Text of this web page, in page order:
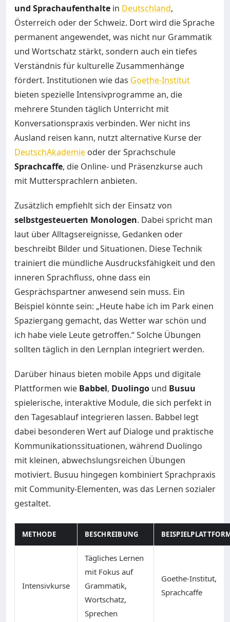
und Sprachaufenthalte in Deutschland,
Österreich oder der Schweiz. Dort wird die Sprache
permanent angewendet, was nicht nur Grammatik
und Wortschatz stärkt, sondern auch ein tiefes
Verständnis für kulturelle Zusammenhänge
fördert. Institutionen wie das Goethe-Institut
bieten spezielle Intensivprogramme an, die
mehrere Stunden täglich Unterricht mit
Konversationspraxis verbinden. Wer nicht ins
Ausland reisen kann, nutzt alternative Kurse der
DeutschAkademie oder der Sprachschule
Sprachcaffe, die Online- und Präsenzkurse auch
mit Muttersprachlern anbieten.
Zusätzlich empfiehlt sich der Einsatz von
selbstgesteuerten Monologen. Dabei spricht man
laut über Alltagsereignisse, Gedanken oder
beschreibt Bilder und Situationen. Diese Technik
trainiert die mündliche Ausdrucksfähigkeit und den
inneren Sprachfluss, ohne dass ein
Gesprächspartner anwesend sein muss. Ein
Beispiel könnte sein: „Heute habe ich im Park einen
Spaziergang gemacht, das Wetter war schön und
ich habe viele Leute getroffen.“ Solche Übungen
sollten täglich in den Lernplan integriert werden.
Darüber hinaus bieten mobile Apps und digitale
Plattformen wie Babbel, Duolingo und Busuu
spielerische, interaktive Module, die sich perfekt in
den Tagesablauf integrieren lassen. Babbel legt
dabei besonderen Wert auf Dialoge und praktische
Kommunikationssituationen, während Duolingo
mit kleinen, abwechslungsreichen Übungen
motiviert. Busuu hingegen kombiniert Sprachpraxis
mit Community-Elementen, was das Lernen sozialer
gestaltet.
METHODE BESCHREIBUNG
Intensivkurse
Tägliches Lernen
mit Fokus auf
Grammatik,
Wortschatz,
Sprechen
Goethe-Institut,
Sprachcaffe